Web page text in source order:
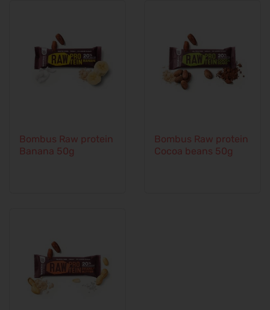
Bombus Raw protein
Banana 50g
Bombus Raw protein
Cocoa beans 50g